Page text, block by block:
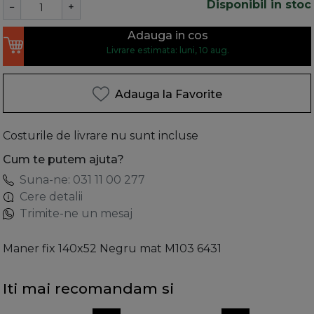
Disponibil in stoc
− +
Adauga in cos
Livrare estimata: luni, 10 aug.
Adauga la Favorite
Costurile de livrare nu sunt incluse
Cum te putem ajuta?
Suna-ne: 031 11 00 277
Cere detalii
Trimite-ne un mesaj
Maner fix 140x52 Negru mat M103 6431
Iti mai recomandam si